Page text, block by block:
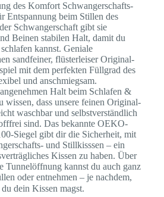
des Komfort Schwangerschafts-
Entspannung beim Stillen des
Schwangerschaft gibt sie
Beinen stabilen Halt, damit du
kannst. Geniale
sandfeiner, flüsterleiser Original-
mit dem perfekten Füllgrad des
und anschmiegsam.
Halt beim Schlafen &
wissen, dass unsere feinen Original-
waschbar und selbstverständlich
sind. Das bekannte OEKO-
Siegel gibt dir die Sicherheit, mit
und Stillkisssen – ein
Kissen zu haben. Über
Tunnelöffnung kannst du auch ganz
oder entnehmen – je nachdem,
dein Kissen magst.